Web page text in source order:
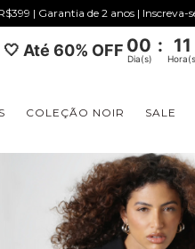
| Garantia de 2 anos |
Até 60% OFF 00 : 11
Dia(s)
COLEÇÃO NOIR SALE